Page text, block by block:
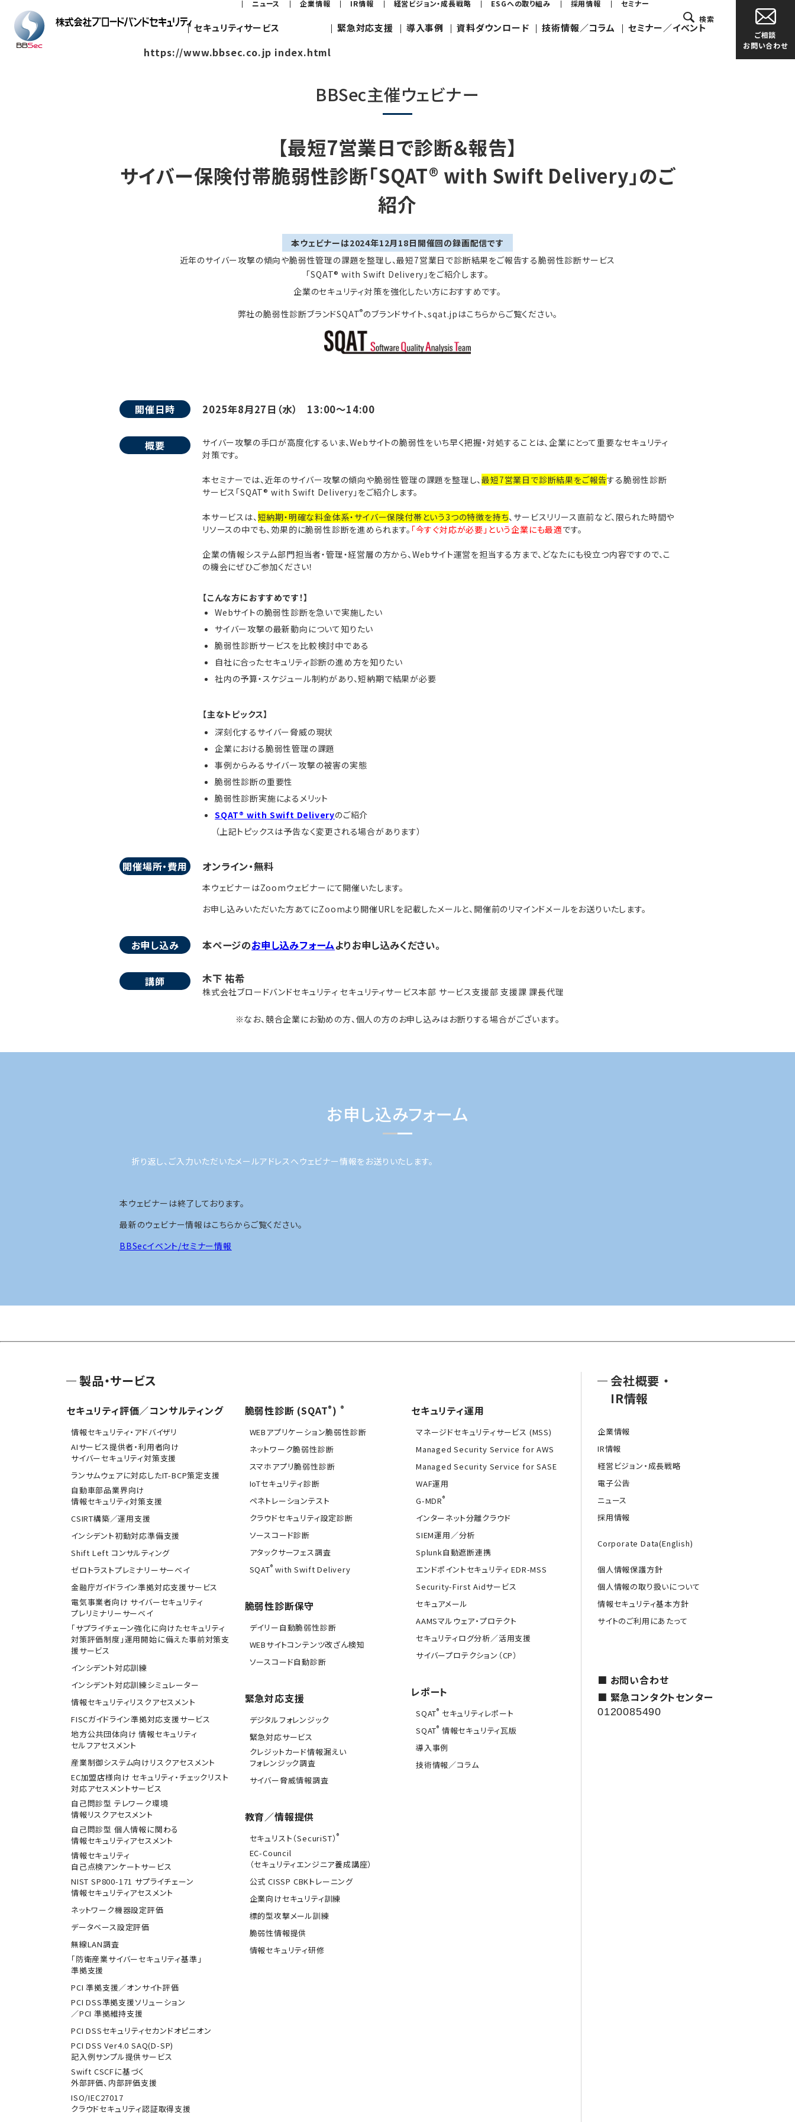
ニュース 企業情報 IR情報 経営ビジョン・成長戦略 ESGへの取り組み 採用情報 セミナー
セキュリティサービス
https://www.bbsec.co.jp index.html
緊急対応支援 導入事例 資料ダウンロード 技術情報／コラム セミナー／イベント
検索
ご相談
お問い合わせ
BBSec主催ウェビナー
【最短7営業日で診断＆報告】
サイバー保険付帯脆弱性診断「SQAT® with Swift Delivery」のご
紹介
本ウェビナーは2024年12月18日 開催回の録画配信です
近年のサイバー攻撃の傾向や脆弱性管理の課題を整理し、最短7営業日で診断結果をご報告する脆弱性診断サービス
「SQAT® with Swift Delivery」をご紹介します。
企業のセキュリティ対策を強化したい方におすすめです。
弊社の脆弱性診断ブランドSQAT®のブランドサイト、sqat.jpはこちらからご覧ください。
開催日時 2025年8月27日（水） 13:00～14:00
概要
サイバー攻撃の手口が高度化するいま、Webサイトの脆弱性をいち早く把握・対処することは、企業にとって重要なセキュリティ
対策です。
本セミナーでは、近年のサイバー攻撃の傾向や脆弱性管理の課題を整理し、最短7営業日で診断結果をご報告する脆弱性診断
サービス「SQAT® with Swift Delivery」をご紹介します。
本サービスは、短納期・明確な料金体系・サイバー保険付帯という3つの特徴を持ち、サービスリリース直前など、限られた時間や
リソースの中でも、効果的に脆弱性診断を進められます。 「今すぐ対応が必要」という企業にも最適です。
企業の情報システム部門担当者・管理・経営層の方から、Webサイト運営を担当する方まで、どなたにも役立つ内容ですので、こ
の機会にぜひご参加ください！
【こんな方におすすめです！】
Webサイトの脆弱性診断を急いで実施したい
サイバー攻撃の最新動向について知りたい
脆弱性診断サービスを比較検討中である
自社に合ったセキュリティ診断の進め方を知りたい
社内の予算・スケジュール制約があり、短納期で結果が必要
【主なトピックス】
深刻化するサイバー脅威の現状
企業における脆弱性管理の課題
事例からみるサイバー攻撃の被害の実態
脆弱性診断の重要性
脆弱性診断実施によるメリット
SQAT® with Swift Deliveryのご紹介
（上記トピックスは予告なく変更される場合があります）
開催場所・費用 オンライン・無料
本ウェビナーはZoomウェビナーにて開催いたします。
お申し込みいただいた方あてにZoomより開催URLを記載したメールと、開催前のリマインドメールをお送りいたします。
お申し込み 本ページのお申し込みフォームよりお申し込みください。
講師 木下 祐希
株式会社ブロードバンドセキュリティ セキュリティサービス本部 サービス支援部 支援課 課長代理
※なお、競合企業にお勤めの方、個人の方のお申し込みはお断りする場合がございます。
お申し込みフォーム
折り返し、ご入力いただいたメールアドレスへウェビナー情報をお送りいたします。
本ウェビナーは終了しております。
最新のウェビナー情報はこちらからご覧ください。
BBSecイベント/セミナー情報
製品・サービス
セキュリティ評価／コンサルティング
情報セキュリティ・アドバイザリ
AIサービス提供者・利用者向け
サイバーセキュリティ対策支援
ランサムウェアに対応したIT-BCP策定支援
自動車部品業界向け
情報セキュリティ対策支援
CSIRT構築／運用支援
インシデント初動対応準備支援
Shift Left コンサルティング
ゼロトラストプレミナリーサーベイ
金融庁ガイドライン準拠対応支援サービス
電気事業者向け サイバーセキュリティ
プレリミナリーサーベイ
「サプライチェーン強化に向けたセキュリティ
対策評価制度」運用開始に備えた事前対策支
援サービス
インシデント対応訓練
インシデント対応訓練シミュレーター
情報セキュリティリスクアセスメント
FISCガイドライン準拠対応支援サービス
地方公共団体向け 情報セキュリティ
セルフアセスメント
産業制御システム向けリスクアセスメント
EC加盟店様向け セキュリティ・チェックリスト
対応アセスメントサービス
自己問診型 テレワーク環境
情報リスクアセスメント
自己問診型 個人情報に関わる
情報セキュリティアセスメント
情報セキュリティ
自己点検アンケートサービス
NIST SP800-171 サプライチェーン
情報セキュリティアセスメント
ネットワーク機器設定評価
データベース設定評価
無線LAN調査
「防衛産業サイバーセキュリティ基準」
準拠支援
PCI 準拠支援／オンサイト評価
PCI DSS準拠支援ソリューション
／PCI 準拠維持支援
PCI DSSセキュリティセカンドオピニオン
PCI DSS Ver4.0 SAQ(D-SP)
記入例サンプル提供サービス
Swift CSCFに基づく
外部評価、内部評価支援
ISO/IEC27017
クラウドセキュリティ認証取得支援
脆弱性診断 (SQAT®) ®
WEBアプリケーション脆弱性診断
ネットワーク脆弱性診断
スマホアプリ脆弱性診断
IoTセキュリティ診断
ペネトレーションテスト
クラウドセキュリティ設定診断
ソースコード診断
アタックサーフェス調査
SQAT® with Swift Delivery
脆弱性診断保守
デイリー自動脆弱性診断
WEBサイトコンテンツ改ざん検知
ソースコード自動診断
緊急対応支援
デジタルフォレンジック
緊急対応サービス
クレジットカード情報漏えい
フォレンジック調査
サイバー脅威情報調査
教育／情報提供
セキュリスト（SecuriST）®
EC-Council
（セキュリティエンジニア養成講座）
公式 CISSP CBKトレーニング
企業向けセキュリティ訓練
標的型攻撃メール訓練
脆弱性情報提供
情報セキュリティ研修
セキュリティ運用
マネージドセキュリティサービス (MSS)
Managed Security Service for AWS
Managed Security Service for SASE
WAF運用
G-MDR®
インターネット分離クラウド
SIEM運用／分析
Splunk自動遮断連携
エンドポイントセキュリティ EDR-MSS
Security-First Aidサービス
セキュアメール
AAMSマルウェア・プロテクト
セキュリティログ分析／活用支援
サイバープロテクション（CP）
レポート
SQAT® セキュリティレポート
SQAT® 情報セキュリティ瓦版
導入事例
技術情報／コラム
会社概要 ・
IR情報
企業情報
IR情報
経営ビジョン・成長戦略
電子公告
ニュース
採用情報
Corporate Data(English)
個人情報保護方針
個人情報の取り扱いについて
情報セキュリティ基本方針
サイトのご利用にあたって
■ お問い合わせ
■ 緊急コンタクトセンター
0120085490